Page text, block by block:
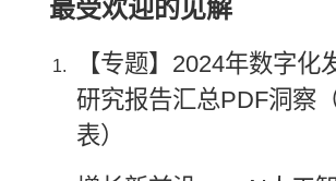
最受欢迎的见解
【专题】2024年数字化
研究报告汇总PDF洞察
表）